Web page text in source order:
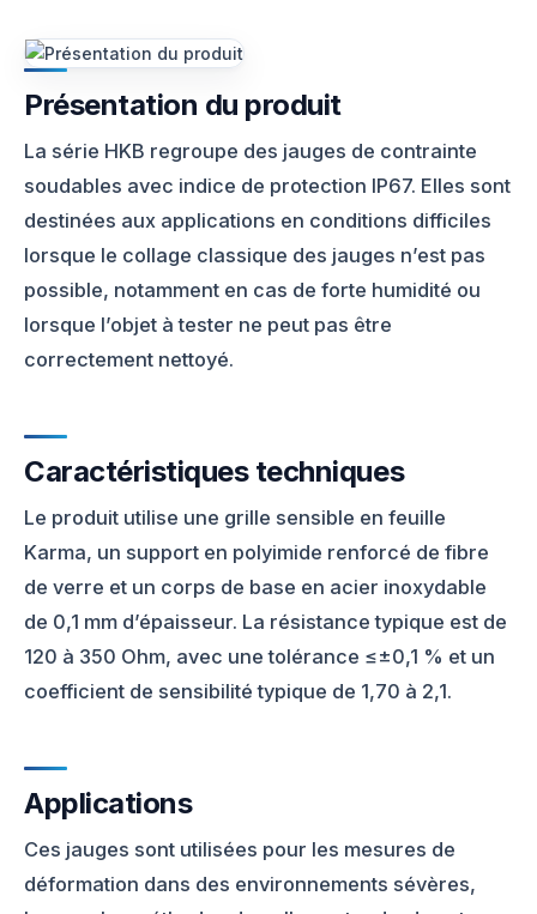
Présentation du produit
La série HKB regroupe des jauges de contrainte
soudables avec indice de protection IP67. Elles sont
destinées aux applications en conditions difficiles
lorsque le collage classique des jauges n’est pas
possible, notamment en cas de forte humidité ou
lorsque l’objet à tester ne peut pas être
correctement nettoyé.
Caractéristiques techniques
Le produit utilise une grille sensible en feuille
Karma, un support en polyimide renforcé de fibre
de verre et un corps de base en acier inoxydable
de 0,1 mm d’épaisseur. La résistance typique est de
120 à 350 Ohm, avec une tolérance ≤±0,1 % et un
coefficient de sensibilité typique de 1,70 à 2,1.
Applications
Ces jauges sont utilisées pour les mesures de
déformation dans des environnements sévères,